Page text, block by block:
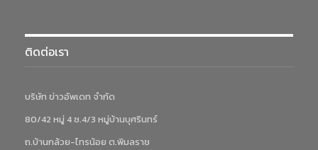
ติดต่อเรา
บริษัท ข่าวอัพเดท จำกัด
80/42 หมู่ 4 ซ.4/3 หมู่บ้านบุศรินทร์
ถ.บ้านกล้วย-ไทรน้อย ต.พิมลราช